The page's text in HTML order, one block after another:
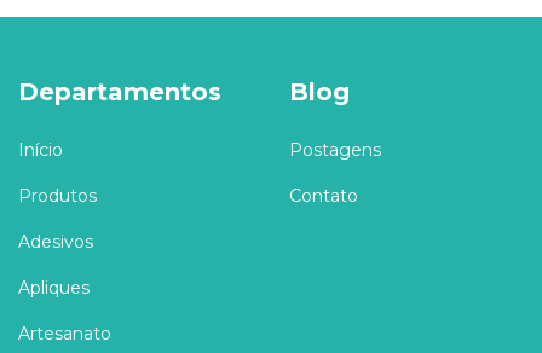
Departamentos
Início
Produtos
Adesivos
Apliques
Artesanato
Blog
Postagens
Contato